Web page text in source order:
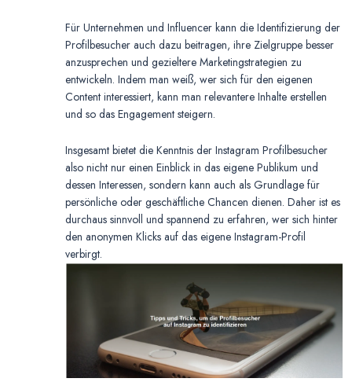
Für Unternehmen und Influencer kann die Identifizierung der
Profilbesucher auch dazu beitragen, ihre Zielgruppe besser
anzusprechen und gezieltere Marketingstrategien zu
entwickeln. Indem man weiß, wer sich für den eigenen
Content interessiert, kann man relevantere Inhalte erstellen
und so das Engagement steigern.
Insgesamt bietet die Kenntnis der Instagram Profilbesucher
also nicht nur einen Einblick in das eigene Publikum und
dessen Interessen, sondern kann auch als Grundlage für
persönliche oder geschäftliche Chancen dienen. Daher ist es
durchaus sinnvoll und spannend zu erfahren, wer sich hinter
den anonymen Klicks auf das eigene Instagram-Profil
verbirgt.